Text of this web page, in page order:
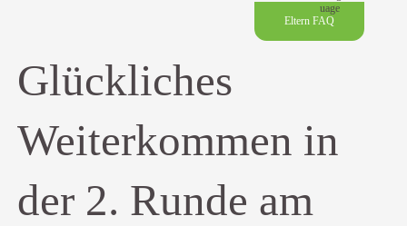
Eltern FAQ
Glückliches
Weiterkommen in
der 2. Runde am